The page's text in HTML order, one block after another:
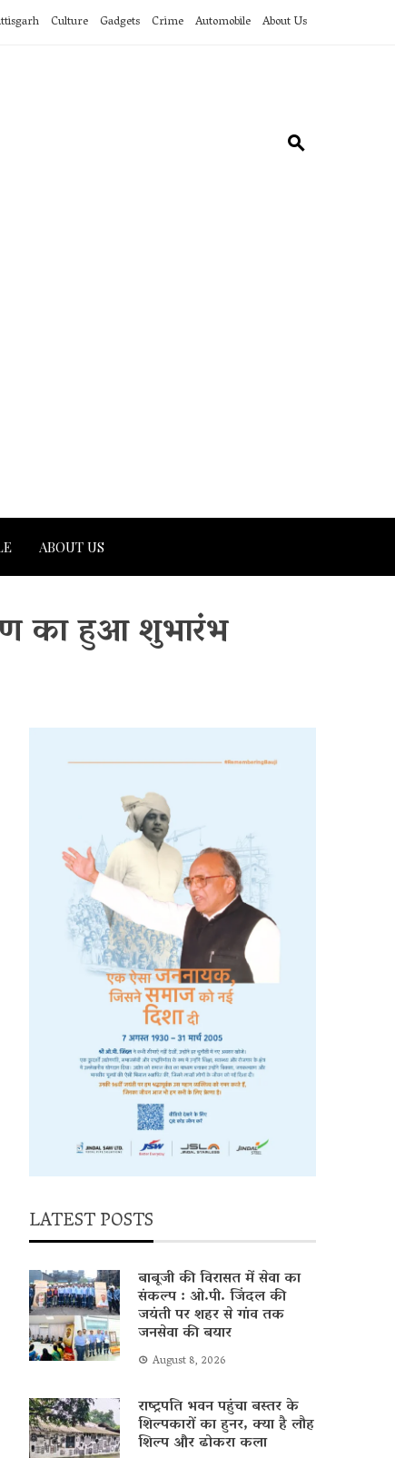
Culture Gadgets Crime Automobile About Us
ABOUT US
का हुआ शुभारंभ
LATEST POSTS
बाबूजी की विरासत में सेवा का
संकल्प : ओ.पी. जिंदल की
जयंती पर शहर से गांव तक
जनसेवा की बयार
August 8, 2026
राष्ट्रपति भवन पहुंचा बस्तर के
शिल्पकारों का हुनर, क्या है लौह
शिल्प और ढोकरा कला